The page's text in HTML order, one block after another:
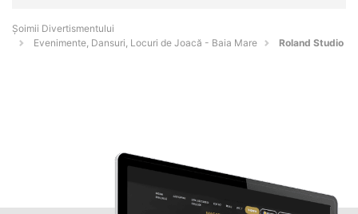
Şoimii Divertismentului
Evenimente, Dansuri, Locuri de Joacă - Baia Mare
Roland Studio